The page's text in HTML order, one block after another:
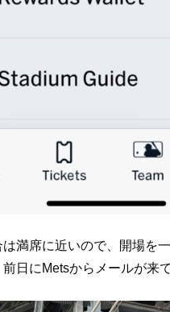
は満席に近いので、開場を
日にMetsからメールが来て